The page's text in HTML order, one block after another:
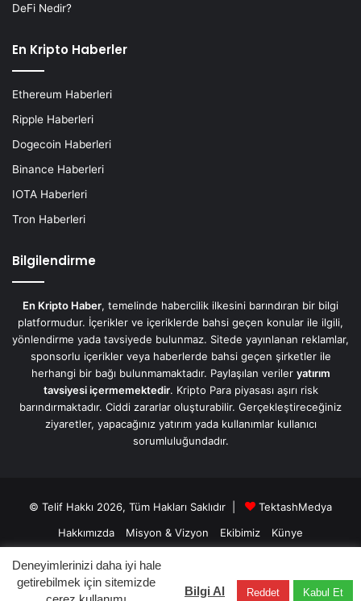
DeFi Nedir?
En Kripto Haberler
Ethereum Haberleri
Ripple Haberleri
Dogecoin Haberleri
Binance Haberleri
IOTA Haberleri
Tron Haberleri
Bilgilendirme
En Kripto Haber, temelinde habercilik ilkesini barındıran bir bilgi
platformudur. İçerikler ve içeriklerde bahsi geçen konular ile ilgili,
yönlendirme yada tavsiyede bulunmaz. Sitede yayınlanan reklamlar,
sponsorlu içerikler veya haberlerde bahsi geçen şirketler ile
herhangi bir bağı bulunmamaktadır. Paylaşılan veriler yatırım
tavsiyesi içermemektedir. Kripto Para piyasası aşırı risk
barındırmaktadır. Ciddi zararlar oluşturabilir. Gerçekleştireceğiniz
ziyaretler, yapacağınız yatırım yada kullanımlar kullanıcı
sorumluluğundadır.
© Telif Hakkı 2026, Tüm Hakları Saklıdır |
TektashMedya
Hakkımızda
Misyon & Vizyon Ekibimiz
Künye
Üyelik Sözleşmesi
Gizlilik Sözleşmesi
Facebook LinkedInYouTubeInstagramTelegram
Deneyimlerinizi daha iyi hale
getirebilmek için sitemizde
Bilgi Al Reddet Kabul Et